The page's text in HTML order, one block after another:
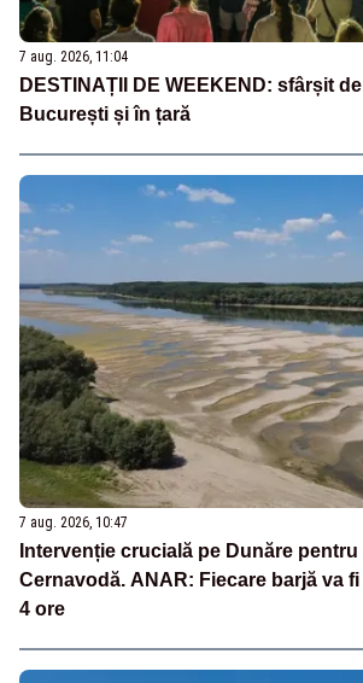
7 aug. 2026, 11:04
DESTINAȚII DE WEEKEND: sfârșit
București și în țară
7 aug. 2026, 10:47
Intervenție crucială pe Dunăre
Cernavodă. ANAR: Fiecare barjă va
4 ore